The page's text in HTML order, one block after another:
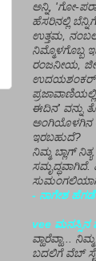
ಅನ್ನಿ, 'ಗೋ-
ಹೆಸರಿನಲ್ಲಿ
ಉತ್ತಮ,
ನಿಮ್ಮೊಳಗೊಬ್ಬ
ರಂಜನೀಯ,
ಉದಯಶಂಕರ್
ಈದಿನ' ವನ್ನು
ಇರಬಹುದೆ?
ನಿಮ್ಮ ಬ್ಲಾಗ್
- ನಾಗೇಶ ಹೆಗಡೆ
vee ಮನಸ್ಸಿನ
ವ್ಹಾರೆವ್ಹಾ...
ಬದಲಿಗೆ ವೆಬ್